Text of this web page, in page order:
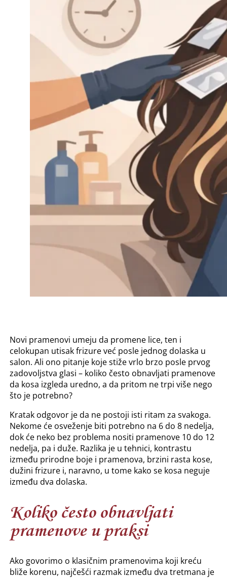
Novi pramenovi umeju da promene lice, ten i
celokupan utisak frizure već posle jednog dolaska u
salon. Ali ono pitanje koje stiže vrlo brzo posle prvog
zadovoljstva glasi – koliko često obnavljati pramenove
da kosa izgleda uredno, a da pritom ne trpi više nego
što je potrebno?
Kratak odgovor je da ne postoji isti ritam za svakoga.
Nekome će osveženje biti potrebno na 6 do 8 nedelja,
dok će neko bez problema nositi pramenove 10 do 12
nedelja, pa i duže. Razlika je u tehnici, kontrastu
između prirodne boje i pramenova, brzini rasta kose,
dužini frizure i, naravno, u tome kako se kosa neguje
između dva dolaska.
Koliko često obnavljati
pramenove u praksi
Ako govorimo o klasičnim pramenovima koji kreću
bliže korenu, najčešći razmak između dva tretmana je